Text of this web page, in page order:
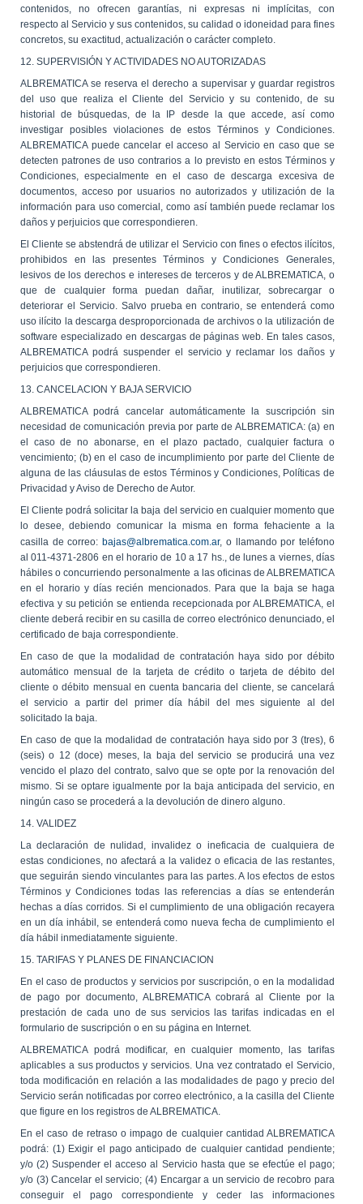
contenidos, no ofrecen garantías, ni expresas ni implícitas, con
respecto al Servicio y sus contenidos, su calidad o idoneidad para fines
concretos, su exactitud, actualización o carácter completo.
12. SUPERVISIÓN Y ACTIVIDADES NO AUTORIZADAS
ALBREMATICA se reserva el derecho a supervisar y guardar registros
del uso que realiza el Cliente del Servicio y su contenido, de su
historial de búsquedas, de la IP desde la que accede, así como
investigar posibles violaciones de estos Términos y Condiciones.
ALBREMATICA puede cancelar el acceso al Servicio en caso que se
detecten patrones de uso contrarios a lo previsto en estos Términos y
Condiciones, especialmente en el caso de descarga excesiva de
documentos, acceso por usuarios no autorizados y utilización de la
información para uso comercial, como así también puede reclamar los
daños y perjuicios que correspondieren.
El Cliente se abstendrá de utilizar el Servicio con fines o efectos ilícitos,
prohibidos en las presentes Términos y Condiciones Generales,
lesivos de los derechos e intereses de terceros y de ALBREMATICA, o
que de cualquier forma puedan dañar, inutilizar, sobrecargar o
deteriorar el Servicio. Salvo prueba en contrario, se entenderá como
uso ilícito la descarga desproporcionada de archivos o la utilización de
software especializado en descargas de páginas web. En tales casos,
ALBREMATICA podrá suspender el servicio y reclamar los daños y
perjuicios que correspondieren.
13. CANCELACION Y BAJA SERVICIO
ALBREMATICA podrá cancelar automáticamente la suscripción sin
necesidad de comunicación previa por parte de ALBREMATICA: (a) en
el caso de no abonarse, en el plazo pactado, cualquier factura o
vencimiento; (b) en el caso de incumplimiento por parte del Cliente de
alguna de las cláusulas de estos Términos y Condiciones, Políticas de
Privacidad y Aviso de Derecho de Autor.
El Cliente podrá solicitar la baja del servicio en cualquier momento que
lo desee, debiendo comunicar la misma en forma fehaciente a la
casilla de correo: bajas@albrematica.com.ar, o llamando por teléfono
al 011-4371-2806 en el horario de 10 a 17 hs., de lunes a viernes, días
hábiles o concurriendo personalmente a las oficinas de ALBREMATICA
en el horario y días recién mencionados. Para que la baja se haga
efectiva y su petición se entienda recepcionada por ALBREMATICA, el
cliente deberá recibir en su casilla de correo electrónico denunciado, el
certificado de baja correspondiente.
En caso de que la modalidad de contratación haya sido por débito
automático mensual de la tarjeta de crédito o tarjeta de débito del
cliente o débito mensual en cuenta bancaria del cliente, se cancelará
el servicio a partir del primer día hábil del mes siguiente al del
solicitado la baja.
En caso de que la modalidad de contratación haya sido por 3 (tres), 6
(seis) o 12 (doce) meses, la baja del servicio se producirá una vez
vencido el plazo del contrato, salvo que se opte por la renovación del
mismo. Si se optare igualmente por la baja anticipada del servicio, en
ningún caso se procederá a la devolución de dinero alguno.
14. VALIDEZ
La declaración de nulidad, invalidez o ineficacia de cualquiera de
estas condiciones, no afectará a la validez o eficacia de las restantes,
que seguirán siendo vinculantes para las partes. A los efectos de estos
Términos y Condiciones todas las referencias a días se entenderán
hechas a días corridos. Si el cumplimiento de una obligación recayera
en un día inhábil, se entenderá como nueva fecha de cumplimiento el
día hábil inmediatamente siguiente.
15. TARIFAS Y PLANES DE FINANCIACION
En el caso de productos y servicios por suscripción, o en la modalidad
de pago por documento, ALBREMATICA cobrará al Cliente por la
prestación de cada uno de sus servicios las tarifas indicadas en el
formulario de suscripción o en su página en Internet.
ALBREMATICA podrá modificar, en cualquier momento, las tarifas
aplicables a sus productos y servicios. Una vez contratado el Servicio,
toda modificación en relación a las modalidades de pago y precio del
Servicio serán notificadas por correo electrónico, a la casilla del Cliente
que figure en los registros de ALBREMATICA.
En el caso de retraso o impago de cualquier cantidad ALBREMATICA
podrá: (1) Exigir el pago anticipado de cualquier cantidad pendiente;
y/o (2) Suspender el acceso al Servicio hasta que se efectúe el pago;
y/o (3) Cancelar el servicio; (4) Encargar a un servicio de recobro para
conseguir el pago correspondiente y ceder las informaciones